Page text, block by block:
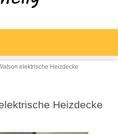
elektrische Heizdecke
Heizdecke